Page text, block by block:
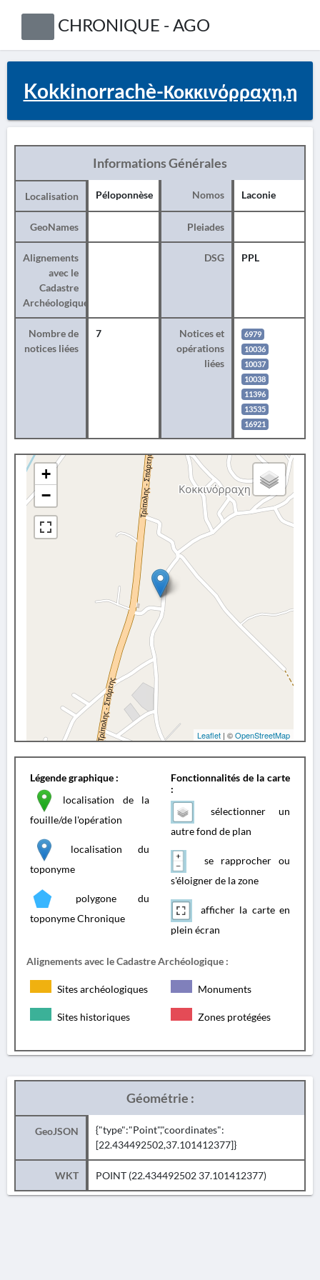
CHRONIQUE - AGO
Kokkinorrachè-Κοκκινόρραχη,η
Informations Générales
Localisation Péloponnèse Nomos Laconie
GeoNames Pleiades
Alignements
avec le
Cadastre
Archéologique
DSG PPL
Nombre de
notices liées
7
Notices et
opérations
liées
6979
10036
10037
10038
11396
13535
16921
+
−
Leaflet | ©OpenStreetMap
Légende graphique :
localisation de la
fouille/de l'opération
localisation du
toponyme
polygone du
toponyme Chronique
Fonctionnalités de la carte
:
sélectionner un
autre fond de plan
se rapprocher ou
s'éloigner de la zone
afficher la carte en
plein écran
Alignements avec le Cadastre Archéologique :
Sites archéologiques Monuments
Sites historiques Zones protégées
Géométrie :
GeoJSON
{"type":"Point","coordinates":
[22.434492502,37.101412377]}
WKT POINT (22.434492502 37.101412377)